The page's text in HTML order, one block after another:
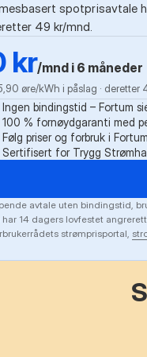
spotprisavtale
49 kr/mnd.
kr/mnd i 6 måneder
øre/kWh i påslag · deretter
Ingen bindingstid – Fortum
100 % fornøydgaranti med
Følg priser og forbruk i
Sertifisert for Trygg
avtale uten bindingstid,
har 14 dagers lovfestet
strømprisportal,